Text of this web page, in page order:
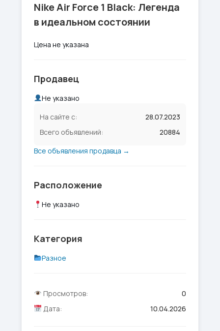
Nike Air Force 1 Black: Легенда
в идеальном состоянии
Цена не указана
Продавец
Не указано
На сайте с:
28.07.2023
Всего объявлений:
20884
Все объявления продавца →
Расположение
Не указано
Категория
Разное
Просмотров:
0
Дата:
10.04.2026